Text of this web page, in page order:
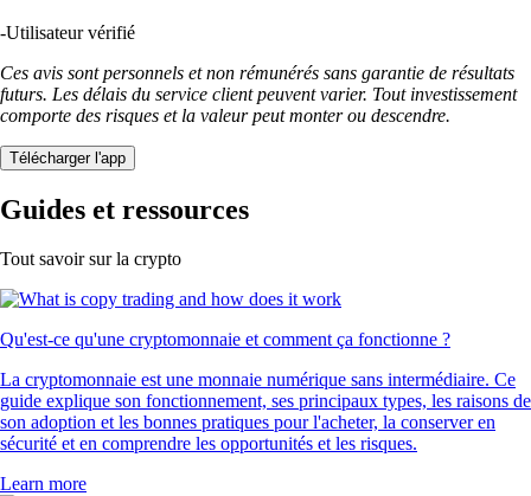
-Utilisateur vérifié
Ces avis sont personnels et non rémunérés sans garantie de résultats
futurs. Les délais du service client peuvent varier. Tout investissement
comporte des risques et la valeur peut monter ou descendre.
Télécharger l'app
Guides et ressources
Tout savoir sur la crypto
Qu'est-ce qu'une cryptomonnaie et comment ça fonctionne ?
La cryptomonnaie est une monnaie numérique sans intermédiaire. Ce
guide explique son fonctionnement, ses principaux types, les raisons de
son adoption et les bonnes pratiques pour l'acheter, la conserver en
sécurité et en comprendre les opportunités et les risques.
Learn more